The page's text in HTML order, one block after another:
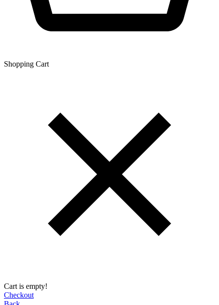
Shopping Сart
Cart is empty!
Checkout